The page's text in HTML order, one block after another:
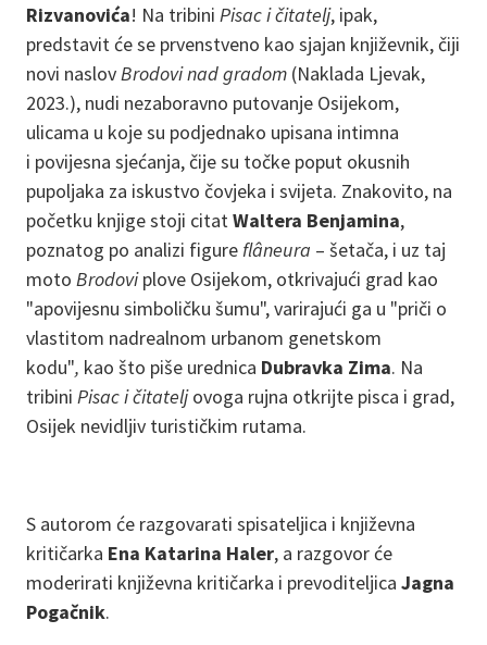
Rizvanovića! Na tribini Pisac i čitatelj, ipak,
predstavit će se prvenstveno kao sjajan književnik, čiji
novi naslovBrodovi nad gradom (Naklada Ljevak,
2023.), nudi nezaboravno putovanje Osijekom,
ulicama u koje su podjednako upisana intimna
i povijesna sjećanja, čije su točke poput okusnih
pupoljaka za iskustvo čovjeka i svijeta. Znakovito, na
početku knjige stoji citatWaltera Benjamina,
poznatog po analizi figureflâneura – šetača, i uz taj
moto Brodoviplove Osijekom, otkrivajući grad kao
"apovijesnu simboličku šumu", varirajući ga u "priči o
vlastitom nadrealnom urbanom genetskom
kodu", kao što piše urednica Dubravka Zima. Na
tribini Pisac i čitateljovoga rujna otkrijte pisca i grad,
Osijek nevidljiv turističkim rutama.
S autorom će razgovarati spisateljica i književna
kritičarka Ena Katarina Haler, a razgovor će
moderirati književna kritičarka i prevoditeljica Jagna
Pogačnik.